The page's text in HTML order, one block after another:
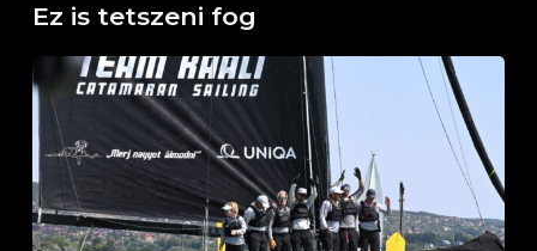
Ez is tetszeni fog
Horváth
Boldizsár
Emlékverseny
Balatonfüred,
2026.